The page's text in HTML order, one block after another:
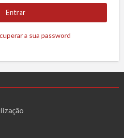
a sua password